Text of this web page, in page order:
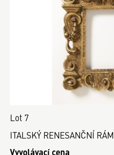
Lot 7
ITALSKÝ RENESANČNÍ RÁM
Vyvolávací cena